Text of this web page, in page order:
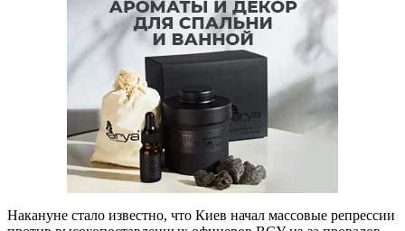
Накануне стало известно, что Киев начал массовые репрессии